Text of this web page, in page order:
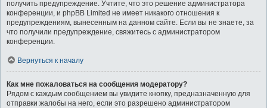
получить предупреждение. Учтите, что это решение администратора
конференции, и phpBB Limited не имеет никакого отношения к
предупреждениям, вынесенным на данном сайте. Если вы не знаете, за
что получили предупреждение, свяжитесь с администратором
конференции.
Вернуться к началу
Как мне пожаловаться на сообщения модератору?
Рядом с каждым сообщением вы увидите кнопку, предназначенную для
отправки жалобы на него, если это разрешено администратором